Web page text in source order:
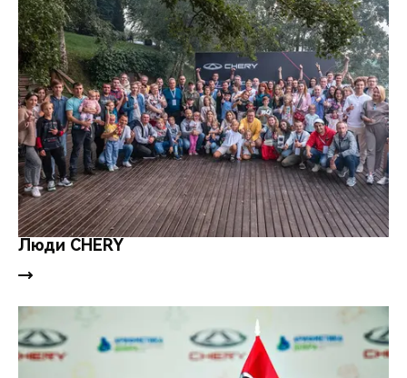
Люди CHERY